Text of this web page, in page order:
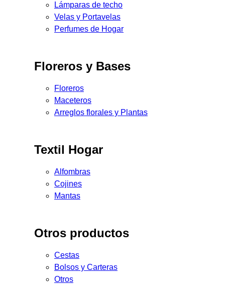
Lámparas de techo
Velas y Portavelas
Perfumes de Hogar
Floreros y Bases
Floreros
Maceteros
Arreglos florales y Plantas
Textil Hogar
Alfombras
Cojines
Mantas
Otros productos
Cestas
Bolsos y Carteras
Otros